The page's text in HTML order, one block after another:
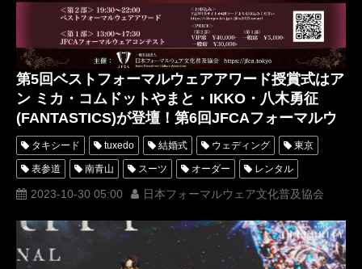
第5回ベストフォーマルウェアアワード授賞式はア
ン ミカ・コムドットやまと・IKKO・八木勇征
(FANTASTICS)が登壇！第6回JFCAフォーマルウ
ェアコンテストも同日開催！
タキシード tuxedo 結婚式 ウェディング 東京
表参道 南青山 スーツ オーダー レンタル
オーダータキシード レンタルタキシード ロッソネロ
一般社団法人日本フォーマルウェア文化普及協会 購入 JFCA
IKKO ミスきもの美女 ミスターきもの美男 名古屋
2023-10-30 05:00 日本フォーマルウェア文化普及協会